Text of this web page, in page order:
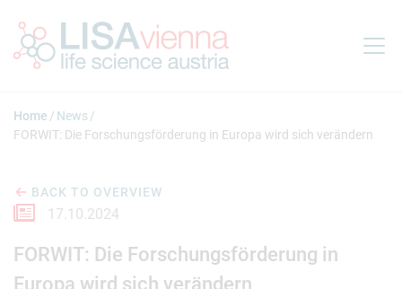
Home
News
FORWIT: Die Forschungsförderung in Europa wird sich verändern
BACK TO OVERVIEW
17.10.2024
FORWIT: Die Forschungsförderung in
Europa wird sich verändern